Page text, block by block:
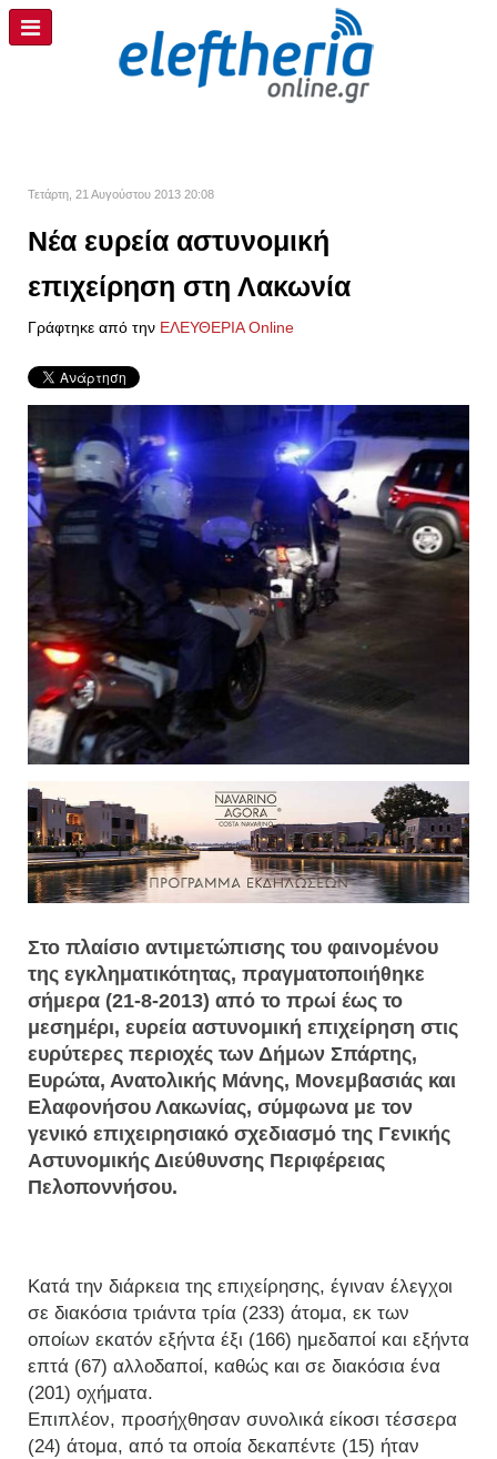
Τετάρτη, 21 Αυγούστου 2013 20:08
Νέα ευρεία αστυνομική
επιχείρηση στη Λακωνία
Γράφτηκε από την ΕΛΕΥΘΕΡΙΑ Online
Στο πλαίσιο αντιμετώπισης του φαινομένου
της εγκληματικότητας, πραγματοποιήθηκε
σήμερα (21-8-2013) από το πρωί έως το
μεσημέρι, ευρεία αστυνομική επιχείρηση στις
ευρύτερες περιοχές των Δήμων Σπάρτης,
Ευρώτα, Ανατολικής Μάνης, Μονεμβασιάς και
Ελαφονήσου Λακωνίας, σύμφωνα με τον
γενικό επιχειρησιακό σχεδιασμό της Γενικής
Αστυνομικής Διεύθυνσης Περιφέρειας
Πελοποννήσου.
Κατά την διάρκεια της επιχείρησης, έγιναν έλεγχοι
σε διακόσια τριάντα τρία (233) άτομα, εκ των
οποίων εκατόν εξήντα έξι (166) ημεδαποί και εξήντα
επτά (67) αλλοδαποί, καθώς και σε διακόσια ένα
(201) οχήματα.
Επιπλέον, προσήχθησαν συνολικά είκοσι τέσσερα
(24) άτομα, από τα οποία δεκαπέντε (15) ήταν